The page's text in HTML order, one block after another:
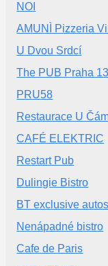
NOI
AMUNÌ Pizzeria
U Dvou Srdcí
The PUB Praha 13
PRU58
Restaurace U
CAFÉ ELEKTRIC
Restart Pub
Dulingie Bistro
BT exclusive
Nenápadné bistro
Cafe de Paris